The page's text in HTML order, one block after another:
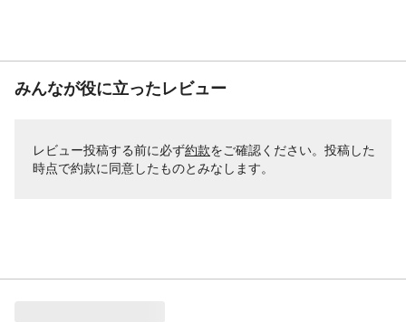
みんなが役に立ったレビュー
レビュー投稿する前に必ず約款をご確認ください。投稿した
時点で約款に同意したものとみなします。